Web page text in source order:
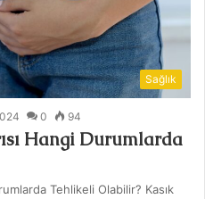
Sağlık
0 94
Hangi Durumlarda
Tehlikeli Olabilir? Kasık